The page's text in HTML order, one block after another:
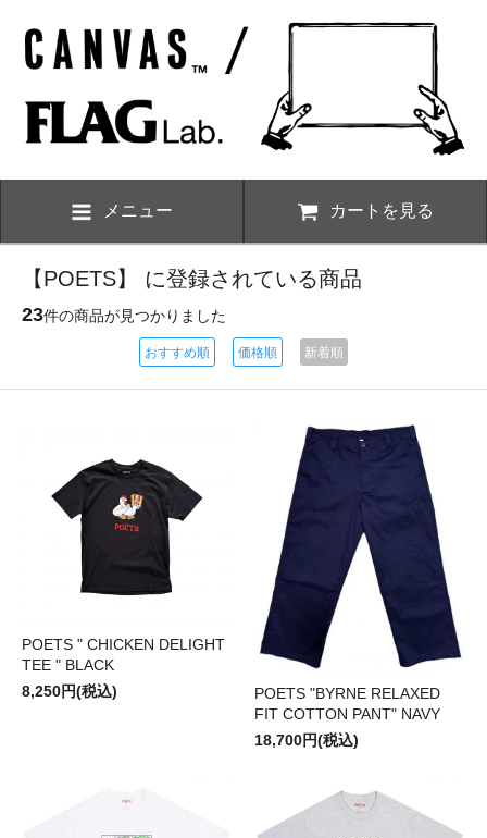
メニュー カートを見る
【POETS】 に登録されている商品
23件の商品が見つかりました
おすすめ順 価格順 新着順
POETS " CHICKEN DELIGHT
TEE " BLACK
8,250円(税込)
POETS "BYRNE RELAXED
FIT COTTON PANT" NAVY
18,700円(税込)